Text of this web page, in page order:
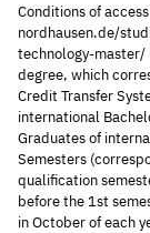
Conditions of
nordhausen.de/
technology-master/
degree, which
Credit Transfer
international
Graduates of
Semesters
qualification
before the 1st
in October of each